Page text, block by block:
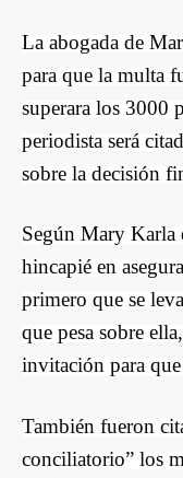
La abogada de
para que la multa
superara los 3000
periodista será
sobre la decisión
Según Mary
hincapié en
primero que se
que pesa sobre
invitación para
También fueron
conciliatorio” los